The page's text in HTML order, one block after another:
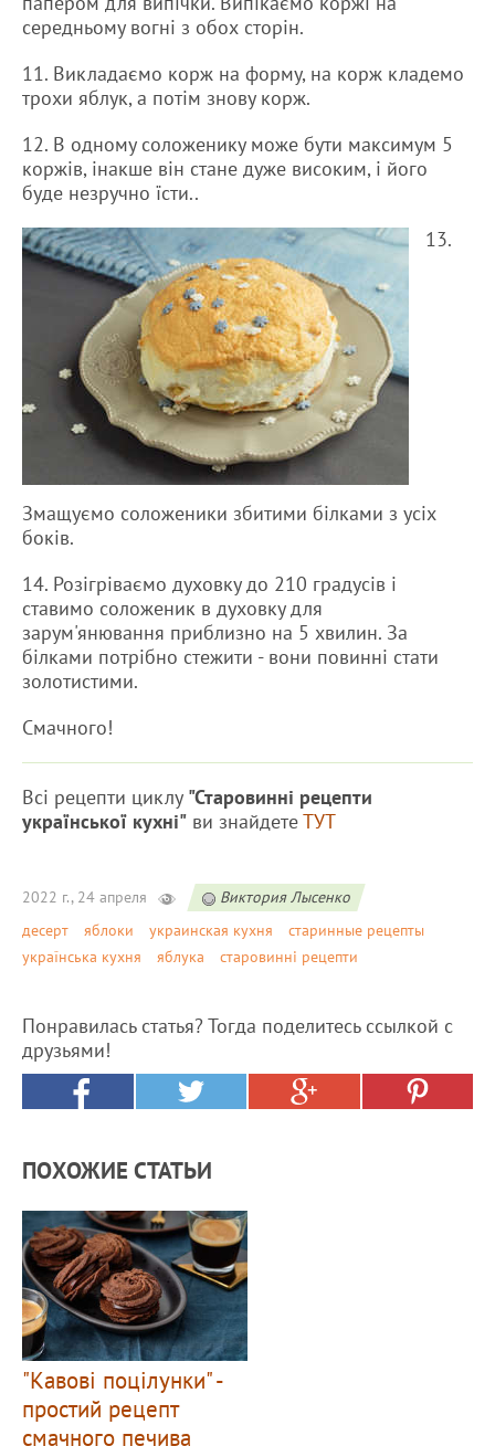
середньому вогні з обох сторін.
11. Викладаємо корж на форму, на корж кладемо
трохи яблук, а потім знову корж.
12. В одному соложенику може бути максимум 5
коржів, інакше він стане дуже високим, і його
буде незручно їсти..
13.
Змащуємо соложеники збитими білками з усіх
боків.
14. Розігріваємо духовку до 210 градусів і
ставимо соложеник в духовку для
зарум'янювання приблизно на 5 хвилин. За
білками потрібно стежити - вони повинні стати
золотистими.
Смачного!
Всі рецепти циклу "Старовинні рецепти
української кухні" ви знайдетеТУТ
2022 г., 24 апреля
Виктория Лысенко
десерт
яблоки украинская кухня
старинные рецепты
українська кухня
яблука старовинні рецепти
Понравилась статья? Тогда поделитесь ссылкой с
друзьями!
ПОХОЖИЕ СТАТЬИ
"Кавові поцілунки" -
простий рецепт
смачного печива